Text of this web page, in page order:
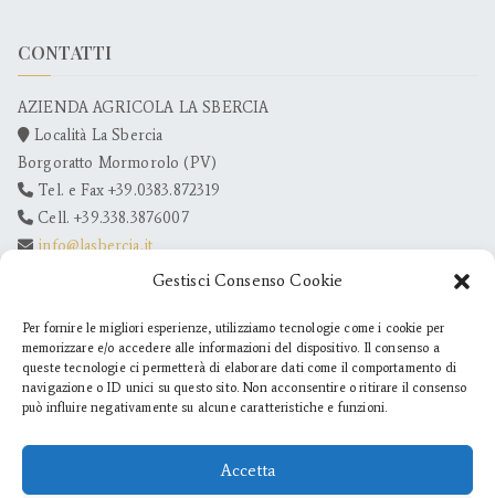
Gestisci Consenso Cookie
Per fornire le migliori esperienze, utilizziamo tecnologie come i cookie per
memorizzare e/o accedere alle informazioni del dispositivo. Il consenso a
queste tecnologie ci permetterà di elaborare dati come il comportamento di
navigazione o ID unici su questo sito. Non acconsentire o ritirare il consenso
può influire negativamente su alcune caratteristiche e funzioni.
Accetta
CONTATTI
AZIENDA AGRICOLA LA SBERCIA
Località La Sbercia
Borgoratto Mormorolo (PV)
Tel. e Fax +39.0383.872319
Cell. +39.338.3876007
info@lasbercia.it